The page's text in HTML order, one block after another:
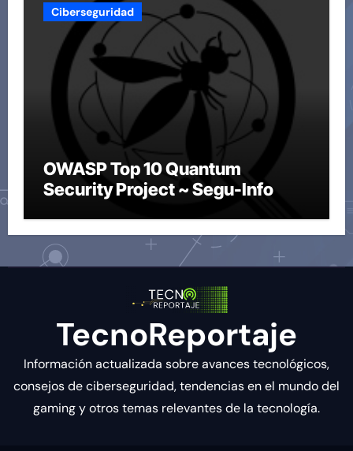
Ciberseguridad
OWASP Top 10 Quantum
Security Project ~ Segu-Info
TecnoReportaje
Información actualizada sobre avances tecnológicos,
consejos de ciberseguridad, tendencias en el mundo del
gaming y otros temas relevantes de la tecnología.